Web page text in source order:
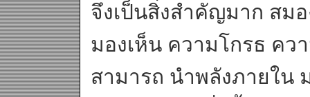
จึงเป็นสิ่งสำคัญมาก สม
มองเห็น ความโกรธ คว
สามารถ นำพลังภายใน